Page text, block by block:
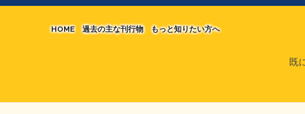
HOME 過去の主な刊行物 もっと知りたい方へ
既